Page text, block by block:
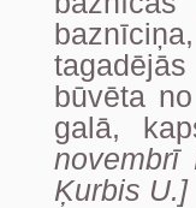
būvēta
galā,
novembrī
Ķurbis U.]